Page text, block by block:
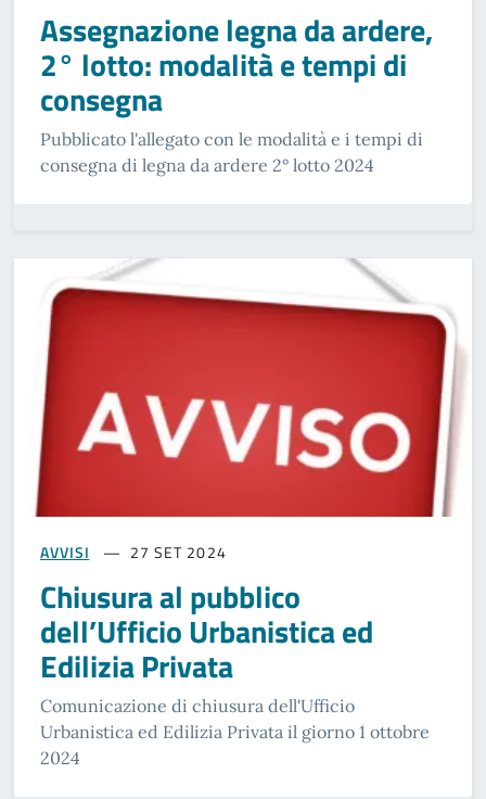
Assegnazione legna da ardere,
2° lotto: modalità e tempi di
consegna
Pubblicato l'allegato con le modalità e i tempi di
consegna di legna da ardere 2° lotto 2024
AVVISI 27 SET 2024
Chiusura al pubblico
dell’Ufficio Urbanistica ed
Edilizia Privata
Comunicazione di chiusura dell'Ufficio
Urbanistica ed Edilizia Privata il giorno 1 ottobre
2024